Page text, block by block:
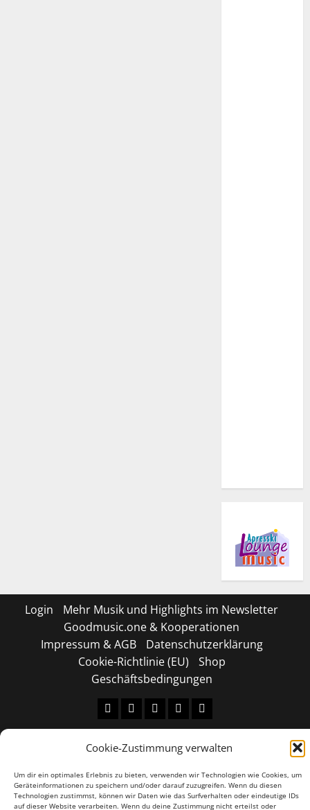
Cookie-Zustimmung verwalten
Um dir ein optimales Erlebnis zu bieten, verwenden wir Technologien wie Cookies, um
Geräteinformationen zu speichern und/oder darauf zuzugreifen. Wenn du diesen
Technologien zustimmst, können wir Daten wie das Surfverhalten oder eindeutige IDs
auf dieser Website verarbeiten. Wenn du deine Zustimmung nicht erteilst oder
Login
Mehr Musik und Highlights im Newsletter
Goodmusic.one & Kooperationen
Impressum & AGB
Datenschutzerklärung
Cookie-Richtlinie (EU)
Shop
Geschäftsbedingungen
TiktokFacebookInstagram
X LinkedIN
Copyright © 2026 All rights reserved.|MoreNews
by